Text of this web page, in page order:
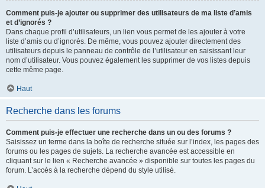
Comment puis-je ajouter ou supprimer des utilisateurs de ma liste d’amis
et d’ignorés ?
Dans chaque profil d’utilisateurs, un lien vous permet de les ajouter à votre
liste d’amis ou d’ignorés. De même, vous pouvez ajouter directement des
utilisateurs depuis le panneau de contrôle de l’utilisateur en saisissant leur
nom d’utilisateur. Vous pouvez également les supprimer de vos listes depuis
cette même page.
Haut
Recherche dans les forums
Comment puis-je effectuer une recherche dans un ou des forums ?
Saisissez un terme dans la boîte de recherche située sur l’index, les pages des
forums ou les pages de sujets. La recherche avancée est accessible en
cliquant sur le lien « Recherche avancée » disponible sur toutes les pages du
forum. L’accès à la recherche dépend du style utilisé.